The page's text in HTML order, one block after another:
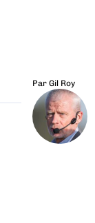
Par Gil Roy